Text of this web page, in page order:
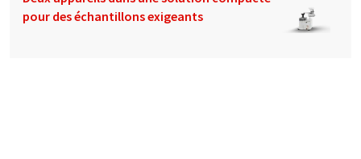
pour des échantillons exigeants